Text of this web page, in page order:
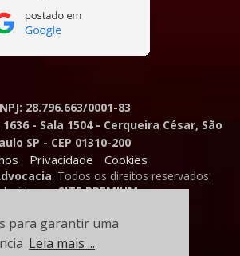
para garantir uma
Leia mais ...
28.796.663/0001-83
- Sala 1504 - Cerqueira César, São
SP - CEP 01310-200
Privacidade Cookies
. Todos os direitos reservados.
porSITE PREMIUM.